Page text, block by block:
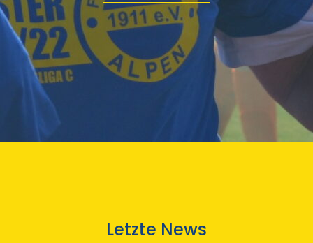
Letzte News